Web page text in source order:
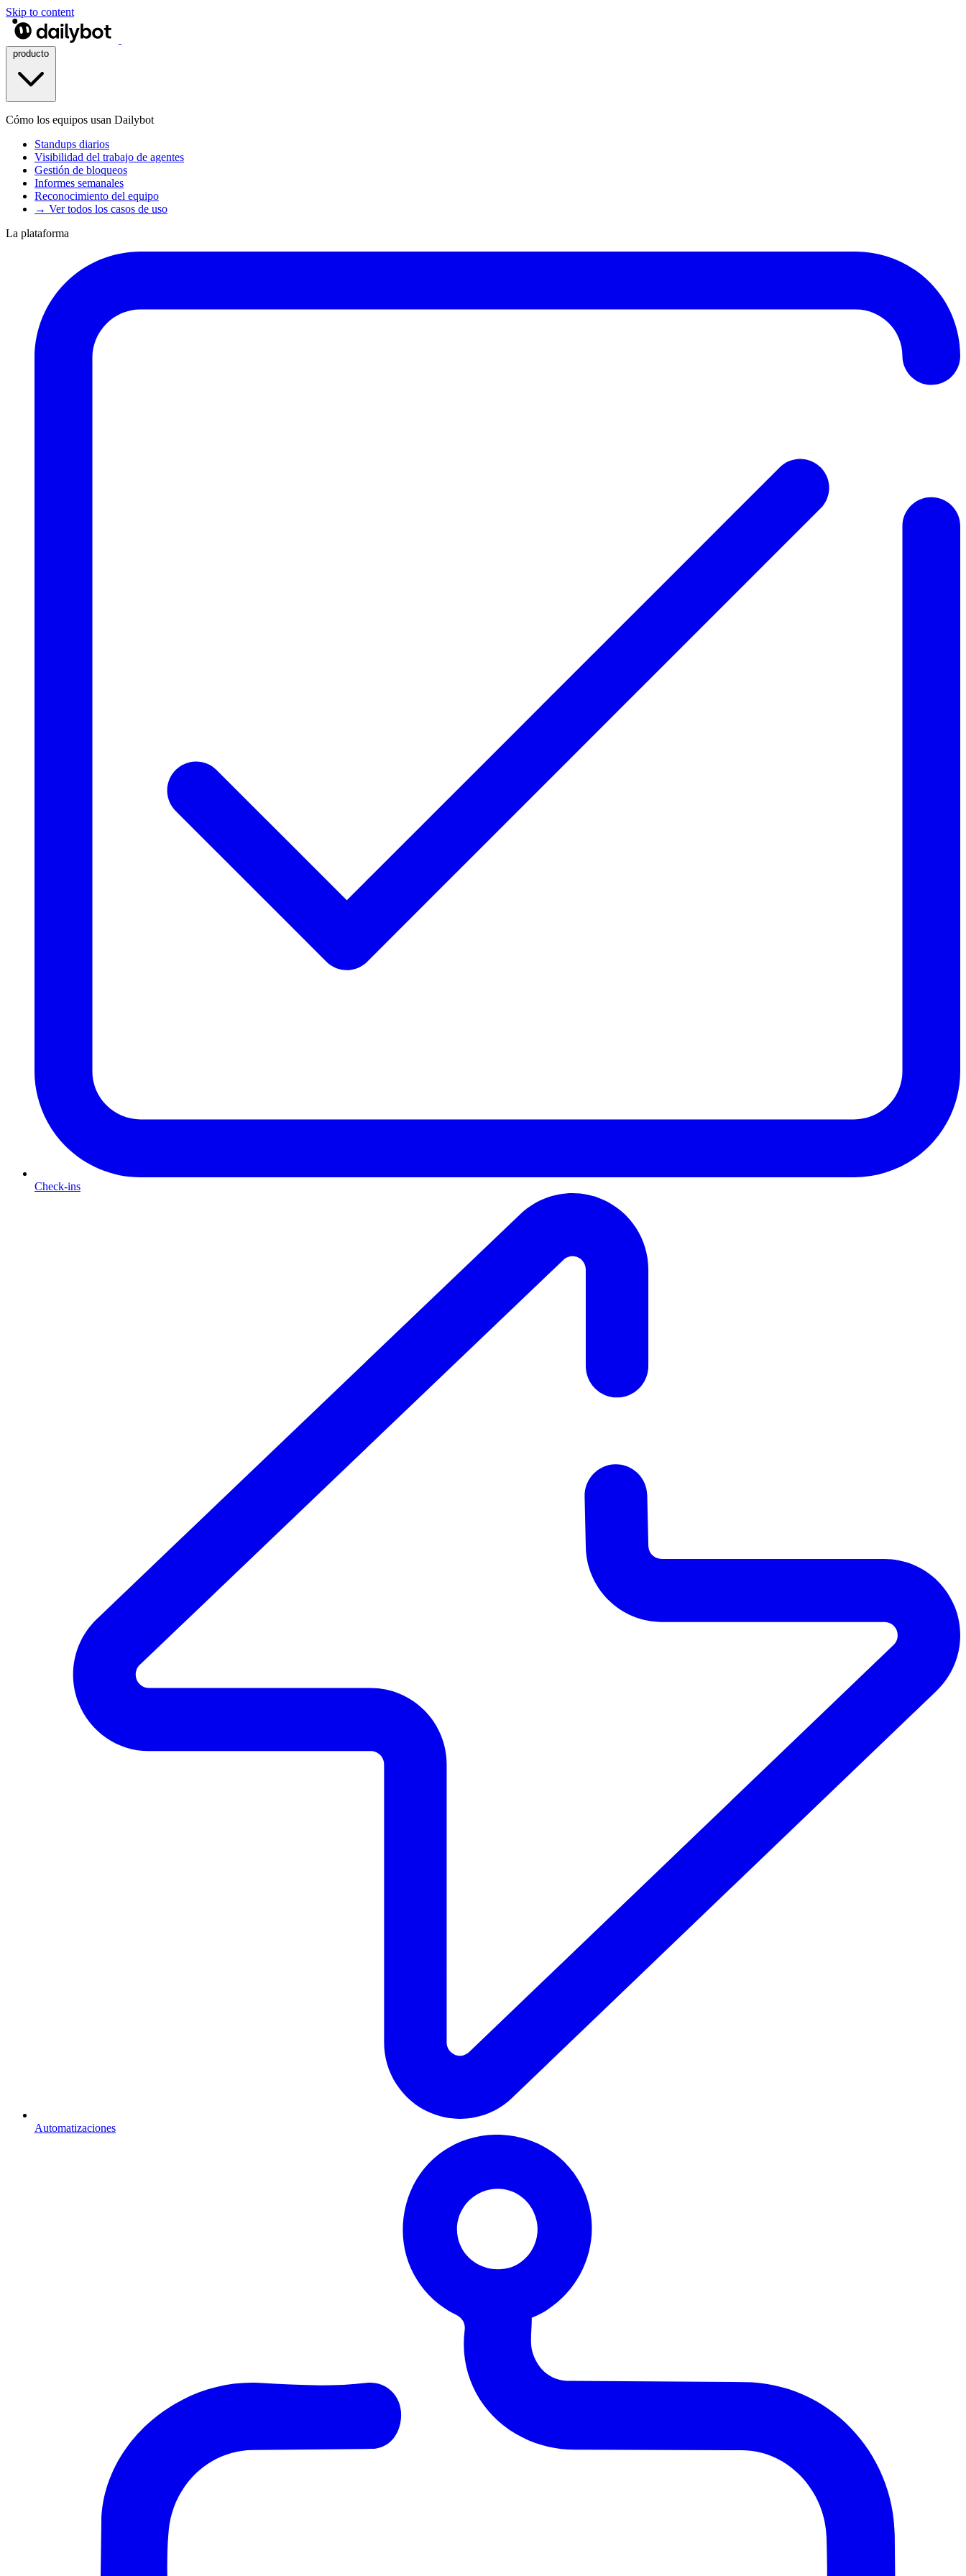
Skip to content
Cómo los equipos usan Dailybot
Standups diarios
Visibilidad del trabajo de agentes
Gestión de bloqueos
Informes semanales
Reconocimiento del equipo
→ Ver todos los casos de uso
La plataforma
Check-ins
Automatizaciones